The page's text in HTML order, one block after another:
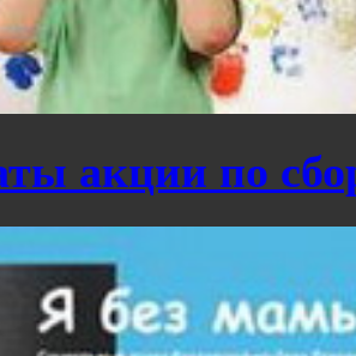
акции по